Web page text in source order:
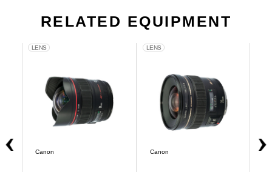
RELATED EQUIPMENT
LENS
Canon
LENS
Canon